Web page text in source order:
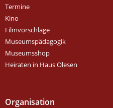
Termine
Kino
Filmvorschläge
Museumspädagogik
Museumsshop
Heiraten in Haus Olesen
Organisation